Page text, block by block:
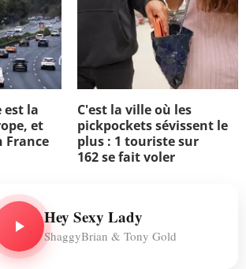
est la
et
France
C'est la ville où les
pickpockets sévissent le
plus : 1 touriste sur
162 se fait voler
Hey Sexy Lady
ShaggyBrian & Tony Gold